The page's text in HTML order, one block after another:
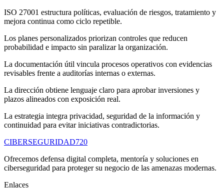
ISO 27001 estructura políticas, evaluación de riesgos, tratamiento y
mejora continua como ciclo repetible.
Los planes personalizados priorizan controles que reducen
probabilidad e impacto sin paralizar la organización.
La documentación útil vincula procesos operativos con evidencias
revisables frente a auditorías internas o externas.
La dirección obtiene lenguaje claro para aprobar inversiones y
plazos alineados con exposición real.
La estrategia integra privacidad, seguridad de la información y
continuidad para evitar iniciativas contradictorias.
CIBERSEGURIDAD720
Ofrecemos defensa digital completa, mentoría y soluciones en
ciberseguridad para proteger su negocio de las amenazas modernas.
Enlaces